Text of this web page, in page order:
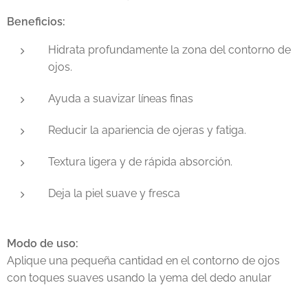
Beneficios:
Hidrata profundamente la zona del contorno de
ojos.
Ayuda a suavizar líneas finas
Reducir la apariencia de ojeras y fatiga.
Textura ligera y de rápida absorción.
Deja la piel suave y fresca
Modo de uso:
Aplique una pequeña cantidad en el contorno de ojos
con toques suaves usando la yema del dedo anular